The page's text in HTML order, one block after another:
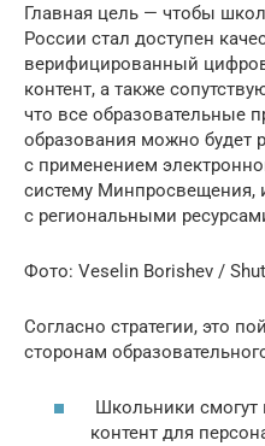
Главная цель — чтобы
России стал доступен
верифицированный
контент, а также
что все образовательные
образования можно будет
с применением
систему Минпросвещения,
с региональными
Фото: Veselin Borishev /
Согласно стратегии, это
сторонам
Школьники смогут
контент для